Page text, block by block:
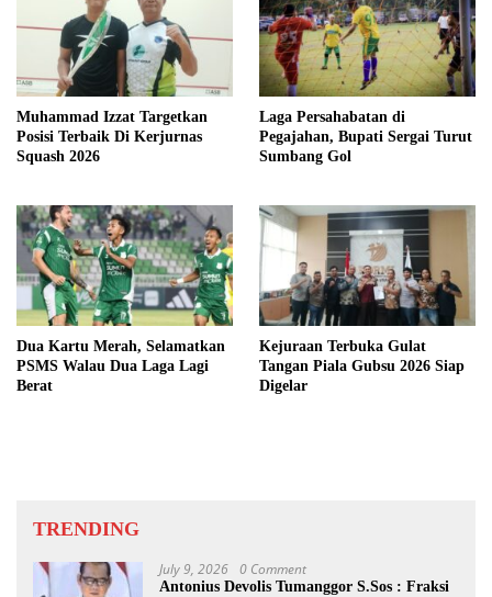
Muhammad Izzat Targetkan
Posisi Terbaik Di Kerjurnas
Squash 2026
Laga Persahabatan di
Pegajahan, Bupati Sergai Turut
Sumbang Gol
Dua Kartu Merah, Selamatkan
PSMS Walau Dua Laga Lagi
Berat
Kejuraan Terbuka Gulat
Tangan Piala Gubsu 2026 Siap
Digelar
TRENDING
July 9, 2026 0 Comment
Antonius Devolis Tumanggor S.Sos : Fraksi